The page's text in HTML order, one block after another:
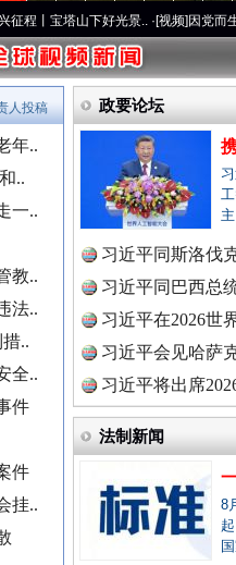
下好光景..·[视频]因党而生 为党而战
年..
..
一..
教..
法..
..
全..
件
件
挂..
人投稿 政要论坛
习近平同斯洛伐
习近平同巴西总
习近平在2026世
理高级..
习近平会见哈萨
习近平将出席
球治理..
法制新闻
8
” 全民健